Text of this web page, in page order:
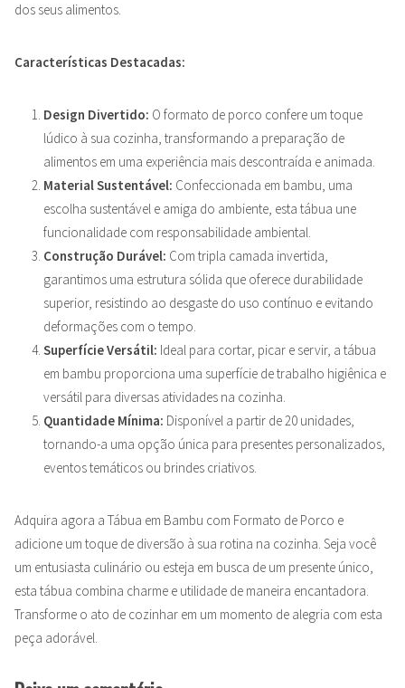
dos seus alimentos.
Características Destacadas:
Design Divertido: O formato de porco confere um toque
lúdico à sua cozinha, transformando a preparação de
alimentos em uma experiência mais descontraída e animada.
Material Sustentável: Confeccionada em bambu, uma
escolha sustentável e amiga do ambiente, esta tábua une
funcionalidade com responsabilidade ambiental.
Construção Durável: Com tripla camada invertida,
garantimos uma estrutura sólida que oferece durabilidade
superior, resistindo ao desgaste do uso contínuo e evitando
deformações com o tempo.
Superfície Versátil: Ideal para cortar, picar e servir, a tábua
em bambu proporciona uma superfície de trabalho higiênica e
versátil para diversas atividades na cozinha.
Quantidade Mínima: Disponível a partir de 20 unidades,
tornando-a uma opção única para presentes personalizados,
eventos temáticos ou brindes criativos.
Adquira agora a Tábua em Bambu com Formato de Porco e
adicione um toque de diversão à sua rotina na cozinha. Seja você
um entusiasta culinário ou esteja em busca de um presente único,
esta tábua combina charme e utilidade de maneira encantadora.
Transforme o ato de cozinhar em um momento de alegria com esta
peça adorável.